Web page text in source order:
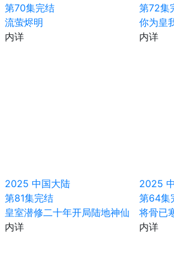
第70集完结
流萤烬明
内详
第72集
你为皇
内详
2025 中国大陆
第81集完结
皇室潜修二十年开局陆地神仙
内详
2025
第64集
将骨已
内详